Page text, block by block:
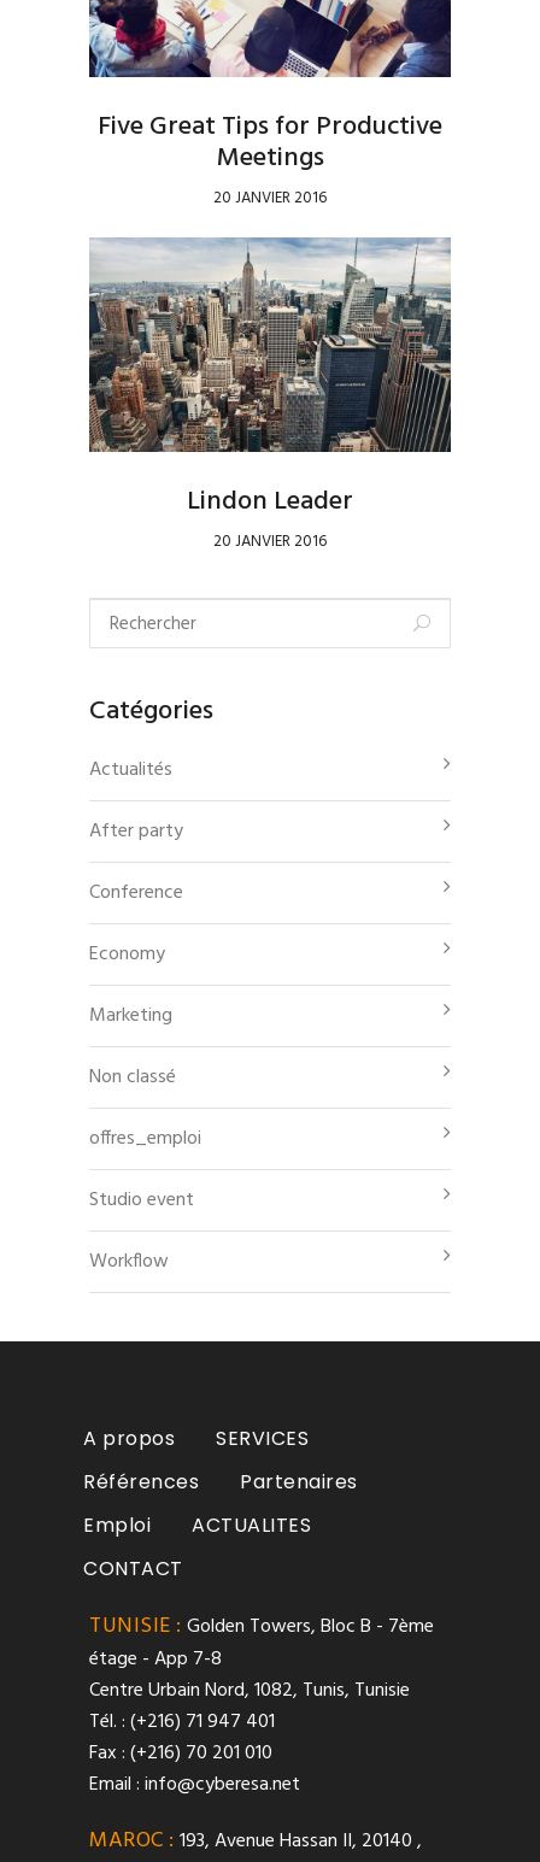
Five Great Tips for Productive
Meetings
20 JANVIER 2016
Lindon Leader
20 JANVIER 2016
Catégories
Actualités
After party
Conference
Economy
Marketing
Non classé
offres_emploi
Studio event
Workflow
A propos
SERVICES
Références
Partenaires
Emploi
ACTUALITES
CONTACT
TUNISIE : Golden Towers, Bloc B - 7ème
étage - App 7-8
Centre Urbain Nord, 1082, Tunis, Tunisie
Tél. : (+216) 71 947 401
Fax : (+216) 70 201 010
Email :info@cyberesa.net
MAROC : 193, Avenue Hassan II, 20140 ,